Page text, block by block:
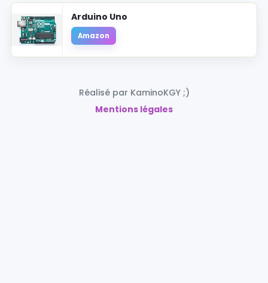
Arduino Uno
Amazon
Réalisé par KaminoKGY ;)
Mentions légales